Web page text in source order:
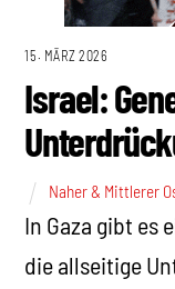
15. MÄRZ 2026
Israel:
Naher & Mittlerer
In Gaza gibt es
die allseitige